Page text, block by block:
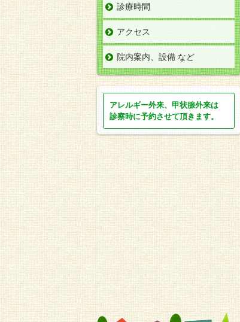
診療時間
アクセス
院内案内、設備 など
アレルギー外来、甲状腺外来は
診察時に予約させて頂きます。